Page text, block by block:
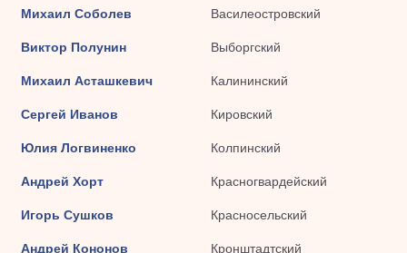
Михаил Соболев Василеостровский
Виктор Полунин Выборгский
Михаил Асташкевич Калининский
Сергей Иванов Кировский
Юлия Логвиненко Колпинский
Андрей Хорт Красногвардейский
Игорь Сушков Красносельский
Андрей Кононов Кронштадтский